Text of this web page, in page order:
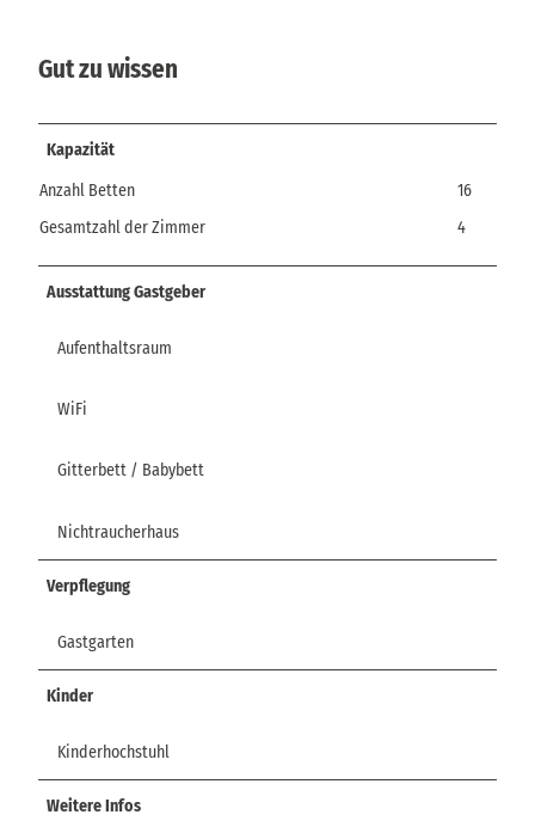
Gut zu wissen
Kapazität
Anzahl Betten
16
Gesamtzahl der Zimmer
4
Ausstattung Gastgeber
Aufenthaltsraum
WiFi
Gitterbett / Babybett
Nichtraucherhaus
Verpflegung
Gastgarten
Kinder
Kinderhochstuhl
Weitere Infos